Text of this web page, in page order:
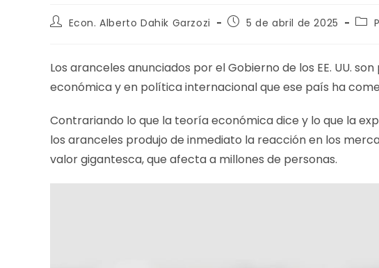
Econ. Alberto Dahik Garzozi 5 de abril de 2025
Los aranceles anunciados por el Gobierno de los EE. UU.
económica y en política internacional que ese país ha
Contrariando lo que la teoría económica dice y lo que la
los aranceles produjo de inmediato la reacción en los
valor gigantesca, que afecta a millones de personas.